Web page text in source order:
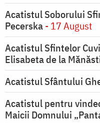
Acatistul Soborului
Pecerska- 17 August
Acatistul Sfintelor
Elisabeta de la
Acatistul Sfântului
Acatistul pentru
Maicii Domnului